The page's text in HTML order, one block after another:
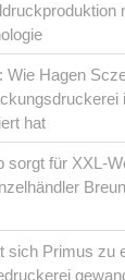
Wie Hagen
hat
sorgt für XXL-
sich Primus zu